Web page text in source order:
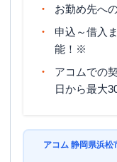
お勤め先へ
申込～借入
能！※
アコムでの
日から最大
アコム 静岡県浜松